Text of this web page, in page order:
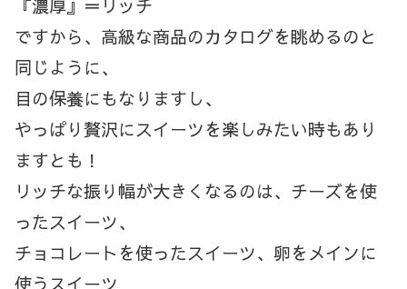
『濃厚』＝リッチ
ですから、高級な商品のカタログを眺めるのと
同じように、
目の保養にもなりますし、
やっぱり贅沢にスイーツを楽しみたい時もあり
ますとも！
リッチな振り幅が大きくなるのは、チーズを使
ったスイーツ、
チョコレートを使ったスイーツ、卵をメインに
使うスイーツ